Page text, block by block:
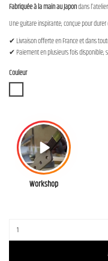
Fabriquée à la main au Japondans
Une guitare inspirante, conçue pour
✔ Livraison offerte en France et dans
✔ Paiement en plusieurs fois disponible,
Couleur
Workshop